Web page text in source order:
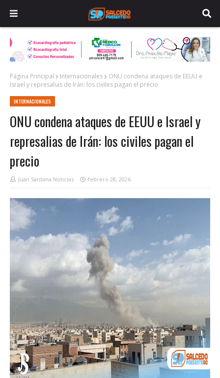
Página Principal Internacionales
ONU condena ataques de EEUU e
Israel y represalias de Irán: los civiles pagan el precio
INTERNACIONALES
ONU condena ataques de EEUU e Israel y
represalias de Irán: los civiles pagan el
precio
Juan Santana Noticias febrero 28, 2026